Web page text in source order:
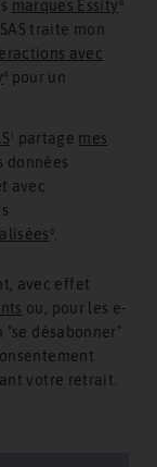
marques Essity⁸
traite mon
avec
⁴ pour un
¹ partage mes
données
avec
⁶.
avec effet
ou, pour les e-
désabonner"
votre retrait.